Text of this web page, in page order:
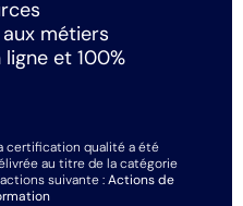
métiers
ligne et 100%
certification qualité a été
au titre de la catégorie
suivante :Actions de